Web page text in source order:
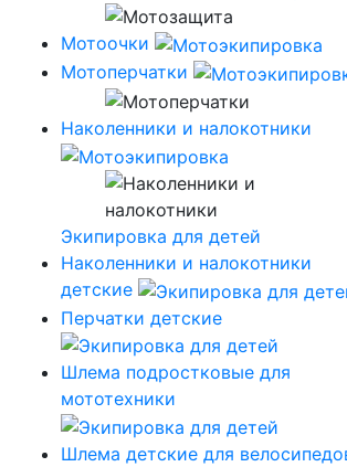
Мотоочки
Мотоперчатки
Наколенники и налокотники
Экипировка для детей
Наколенники и налокотники
детские
Перчатки детские
Шлема подростковые для
мототехники
Шлема детские для